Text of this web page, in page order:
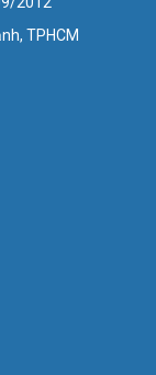
TPHCM